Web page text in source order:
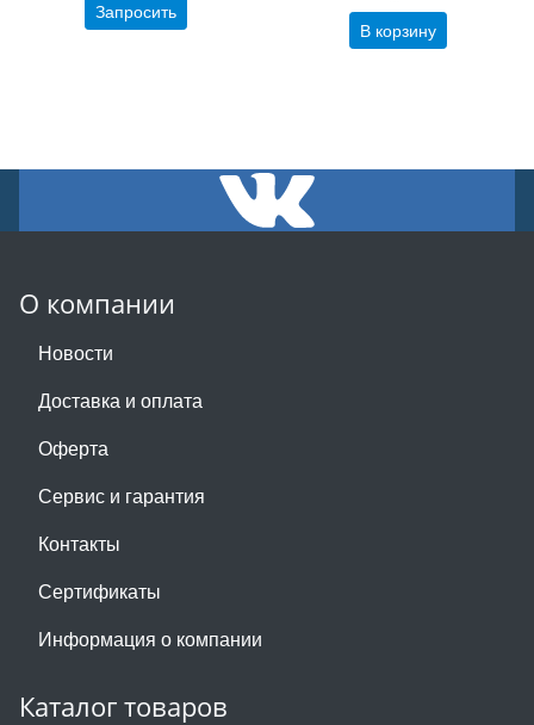
Запросить
В корзину
О компании
Новости
Доставка и оплата
Оферта
Сервис и гарантия
Контакты
Сертификаты
Информация о компании
Каталог товаров